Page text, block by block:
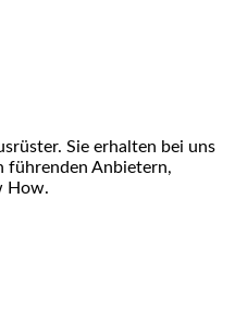
Sie erhalten bei uns
führenden Anbietern,
How.